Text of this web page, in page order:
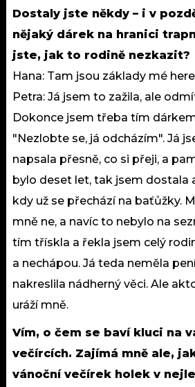
Dostaly jste někdy – i v
nějaký dárek na hranici
jste, jak to rodině nezkazit?
Hana: Tam jsou základy mé
Petra: Já jsem to zažila, ale
Dokonce jsem třeba tím
"Nezlobte se, já odcházím". Já
napsala přesně, co si přeji, a
bylo deset let, tak jsem dostala
kdy už se přechází na baťůžky.
mně ne, a navíc to nebylo na
tím třískla a řekla jsem celý
a nechápou. Já teda neměla
nakreslila nádherný věci. Ale
uráží mně.
Vím, o čem se baví kluci na
večírcích. Zajímá mně ale,
vánoční večírek holek v